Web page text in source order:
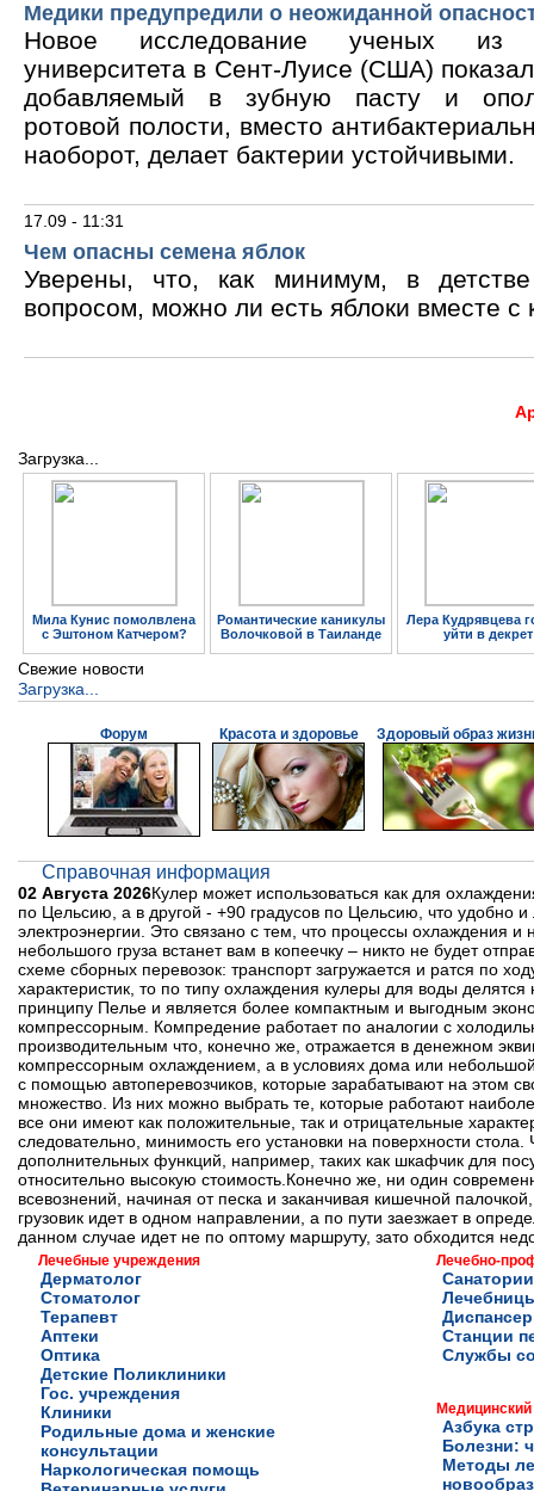
Медики предупредили о неожиданной
Новое исследование ученых из
университета в Сент-Луисе (США)
добавляемый в зубную пасту и
ротовой полости, вместо
наоборот, делает бактерии устойчивыми.
17.09 - 11:31
Чем опасны семена яблок
Уверены, что, как минимум, в
вопросом, можно ли есть яблоки вместе с
Загрузка...
Мила Кунис помолвлена
с Эштоном Катчером?
Романтические каникулы
Волочковой в Таиланде
Лера Кудрявцева
уйти в декрет
Свежие новости
Загрузка...
Форум Красота и здоровье Здоровый образ
Справочная информация
02 Августа 2026Кулер может использоваться как для
по Цельсию, а в другой - +90 градусов по Цельсию, что удобно
электроэнергии. Это связано с тем, что процессы охлаждения
небольшого груза встанет вам в копеечку – никто не будет
схеме сборных перевозок: транспорт загружается и ратся по
характеристик, то по типу охлаждения кулеры для воды
принципу Пелье и является более компактным и выгодным
компрессорным. Компредение работает по аналогии с
производительным что, конечно же, отражается в денежном
компрессорным охлаждением, а в условиях дома или
с помощью автоперевозчиков, которые зарабатывают на этом
множество. Из них можно выбрать те, которые работают
все они имеют как положительные, так и отрицательные
следовательно, минимость его установки на поверхности
дополнительных функций, например, таких как шкафчик для
относительно высокую стоимость.Конечно же, ни один
всевознений, начиная от песка и заканчивая кишечной
грузовик идет в одном направлении, а по пути заезжает в
данном случае идет не по оптому маршруту, зато обходится
Лечебные учреждения
Дерматолог
Стоматолог
Терапевт
Аптеки
Оптика
Детские Поликлиники
Гос. учреждения
Клиники
Родильные дома и женские
консультации
Наркологическая помощь
Лечебно-
Станции
Службы
Медицинский
Азбука
Болезни:
Методы